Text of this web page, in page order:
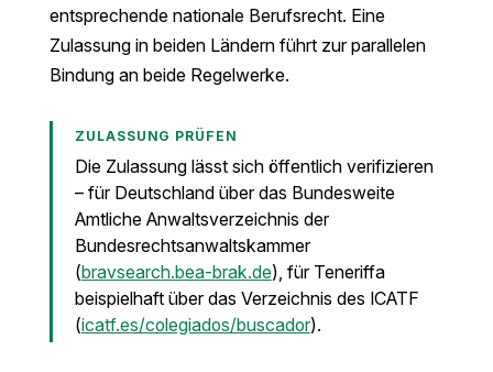
entsprechende nationale Berufsrecht. Eine
Zulassung in beiden Ländern führt zur parallelen
Bindung an beide Regelwerke.
ZULASSUNG PRÜFEN
Die Zulassung lässt sich öffentlich verifizieren
– für Deutschland über das Bundesweite
Amtliche Anwaltsverzeichnis der
Bundesrechtsanwaltskammer
(bravsearch.bea-brak.de), für Teneriffa
beispielhaft über das Verzeichnis des ICATF
(icatf.es/colegiados/buscador).